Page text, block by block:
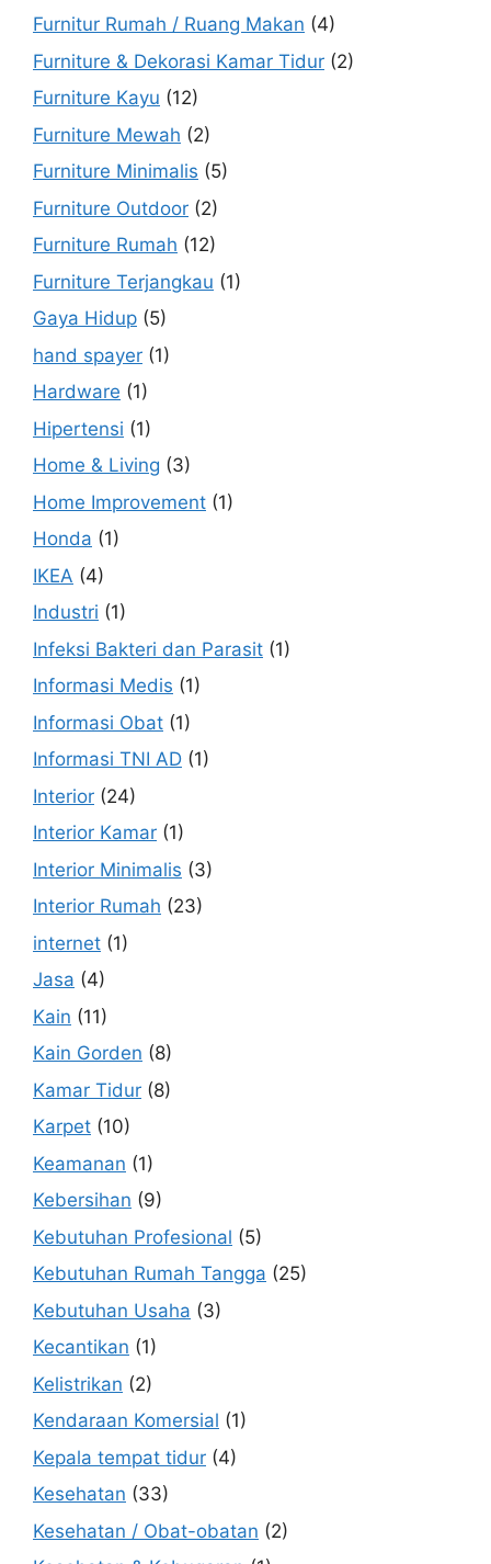
Furnitur Rumah / Ruang Makan (4)
Furniture & Dekorasi Kamar Tidur (2)
Furniture Kayu (12)
Furniture Mewah (2)
Furniture Minimalis (5)
Furniture Outdoor (2)
Furniture Rumah (12)
Furniture Terjangkau (1)
Gaya Hidup (5)
hand spayer (1)
Hardware (1)
Hipertensi (1)
Home & Living (3)
Home Improvement (1)
Honda (1)
IKEA (4)
Industri (1)
Infeksi Bakteri dan Parasit (1)
Informasi Medis (1)
Informasi Obat (1)
Informasi TNI AD (1)
Interior (24)
Interior Kamar (1)
Interior Minimalis (3)
Interior Rumah (23)
internet (1)
Jasa (4)
Kain (11)
Kain Gorden (8)
Kamar Tidur (8)
Karpet (10)
Keamanan (1)
Kebersihan (9)
Kebutuhan Profesional (5)
Kebutuhan Rumah Tangga (25)
Kebutuhan Usaha (3)
Kecantikan (1)
Kelistrikan (2)
Kendaraan Komersial (1)
Kepala tempat tidur (4)
Kesehatan (33)
Kesehatan / Obat-obatan (2)